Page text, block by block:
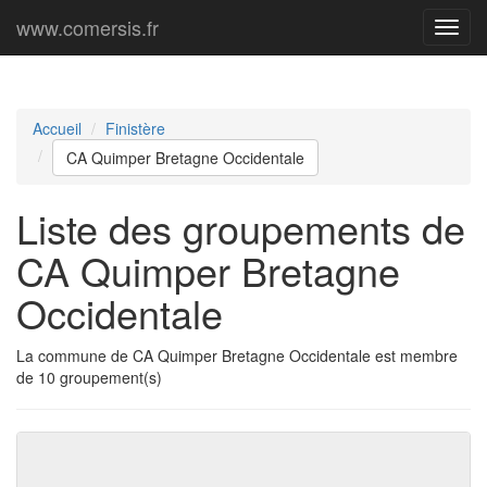
Menu
www.comersis.fr
Accueil
Finistère
CA Quimper Bretagne Occidentale
Liste des groupements de
CA Quimper Bretagne
Occidentale
La commune de CA Quimper Bretagne Occidentale est membre
de 10 groupement(s)